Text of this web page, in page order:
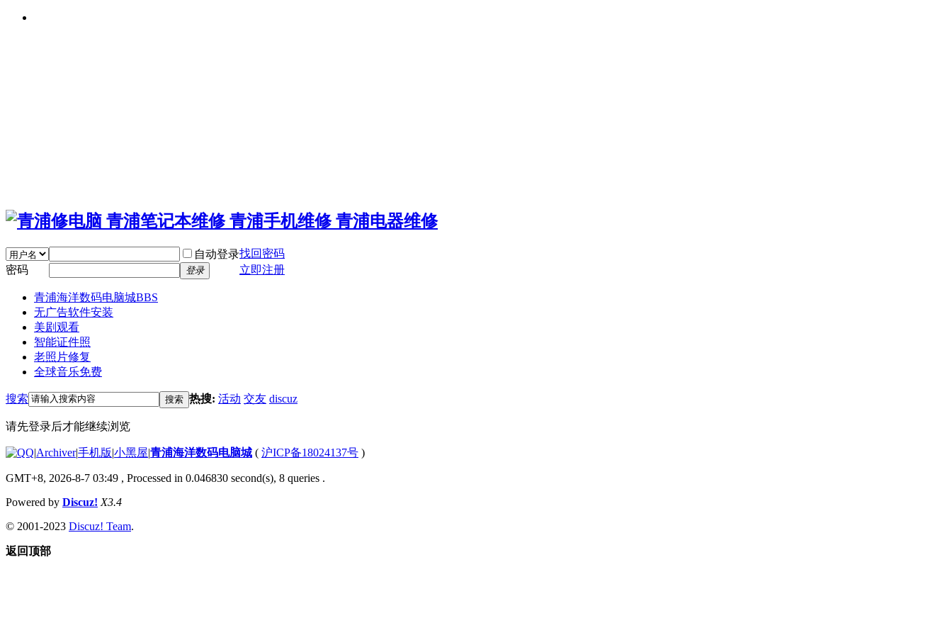
自动登录找回密码
密码
登录 立即注册
青浦海洋数码电脑城BBS
无广告软件安装
美剧观看
智能证件照
老照片修复
全球音乐免费
搜索 搜索 热搜: 活动 交友 discuz
请先登录后才能继续浏览
|Archiver|手机版|小黑屋|青浦海洋数码电脑城 ( 沪ICP备18024137号 )
GMT+8, 2026-8-7 03:49 , Processed in 0.046830 second(s), 8 queries .
Powered by Discuz! X3.4
© 2001-2023 Discuz! Team.
返回顶部